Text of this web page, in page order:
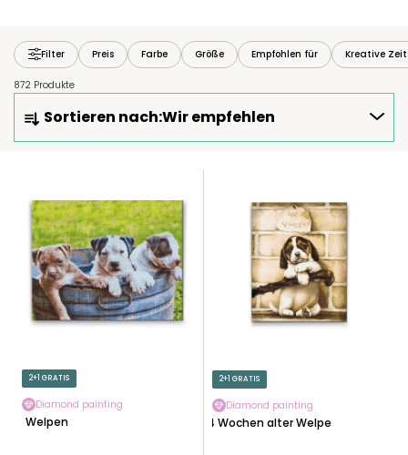
Filter Preis Farbe Größe Empfohlen für Kreative
872 Produkte
O
R
U
Sortieren nach:Wir empfehlen
R
O
2+1 GRATIS
Diamond painting
3 Welpen
2+1 GRATIS
Diamond painting
4 Wochen alter Welpe